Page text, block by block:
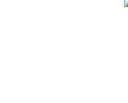
Bildergalerie überspringen